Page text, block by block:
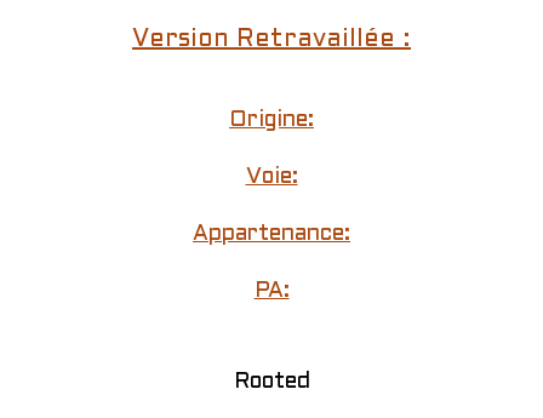
Version Retravaillée :
Origine:
Voie:
Appartenance:
PA:
Rooted